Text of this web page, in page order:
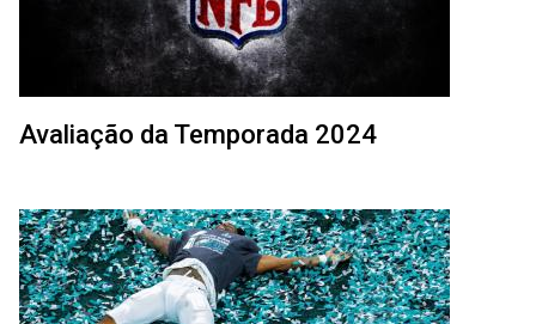
Avaliação da Temporada 2024